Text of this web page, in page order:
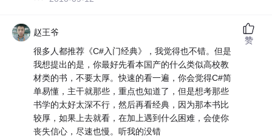
赵王爷
很多人都推荐《C#入门经典》，我觉得也不错。但是
我想提出的是，你最好先看本国产的什么类似高校教
材类的书，不要太厚。快速的看一遍，你会觉得C#简
单易懂，主干就那些，重点也知道了，但是想考那些
书学的太好太深不行，然后再看经典，因为那本书比
较厚，如果上去就看，在加上遇到什么困难，会使你
丧失信心，尽速也慢。听我的没错
赞